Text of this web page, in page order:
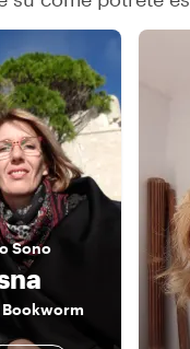
Sono
Bookworm